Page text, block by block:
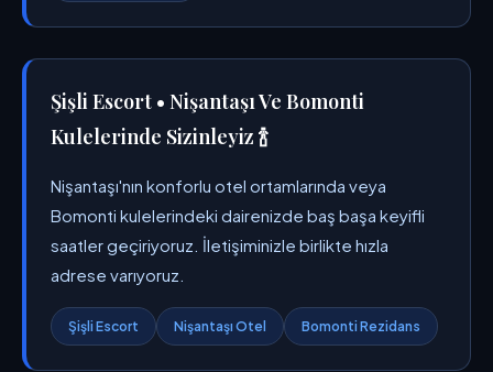
Şişli Escort • Nişantaşı Ve Bomonti
Kulelerinde Sizinleyiz 🍾
Nişantaşı'nın konforlu otel ortamlarında veya
Bomonti kulelerindeki dairenizde baş başa keyifli
saatler geçiriyoruz. İletişiminizle birlikte hızla
adrese varıyoruz.
Şişli Escort Nişantaşı Otel Bomonti Rezidans